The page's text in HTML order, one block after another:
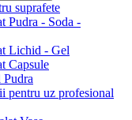
suprafete
Pudra - Soda -
Lichid - Gel
Capsule
Pudra
pentru uz profesional